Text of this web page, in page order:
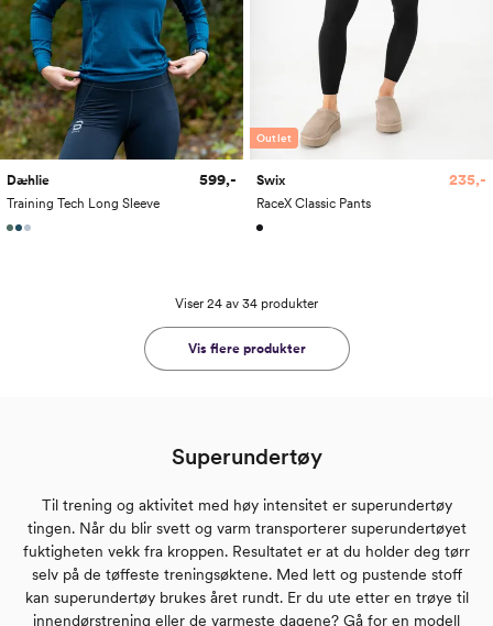
Dæhlie
Training Tech Long Sleeve
599,-
Outlet
Swix
RaceX Classic Pants
235,-
Viser 24 av 34 produkter
Vis flere produkter
Superundertøy
Til trening og aktivitet med høy intensitet er superundertøy
tingen. Når du blir svett og varm transporterer superundertøyet
fuktigheten vekk fra kroppen. Resultatet er at du holder deg tørr
selv på de tøffeste treningsøktene. Med lett og pustende stoff
kan superundertøy brukes året rundt. Er du ute etter en trøye til
innendørstrening eller de varmeste dagene? Gå for en modell